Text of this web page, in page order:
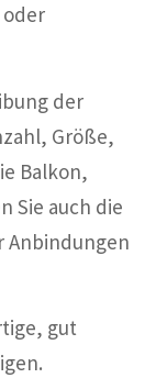
oder
der
Größe,
Balkon,
Sie auch die
Anbindungen
gut